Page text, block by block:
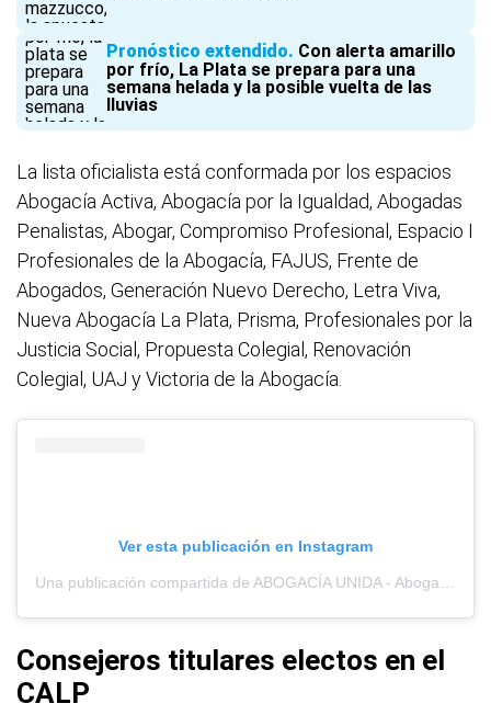
Pronóstico extendido Con alerta amarillo
por frío, La Plata se prepara para una
semana helada y la posible vuelta de las
lluvias
La lista oficialista está conformada por los espacios
Abogacía Activa, Abogacía por la Igualdad, Abogadas
Penalistas, Abogar, Compromiso Profesional, Espacio I
Profesionales de la Abogacía, FAJUS, Frente de
Abogados, Generación Nuevo Derecho, Letra Viva,
Nueva Abogacía La Plata, Prisma, Profesionales por la
Justicia Social, Propuesta Colegial, Renovación
Colegial, UAJ y Victoria de la Abogacía.
Ver esta publicación en Instagram
Consejeros titulares electos en el
CALP